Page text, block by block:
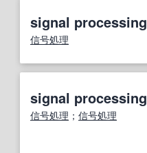
signal processing
信号処理
signal processing
信号処理 ； 信号処理